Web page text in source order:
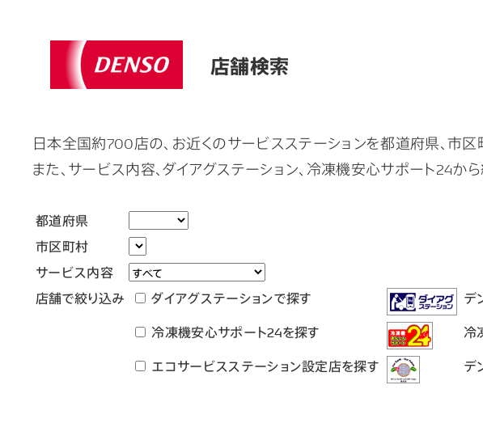
店舗検索
日本全国約700店の、お近くのサービスステーションを都道府県、市区
また、サービス内容、ダイアグステーション、冷凍機安心サポート24か
都道府県
市区町村
サービス内容
店舗で絞り込み
ダイアグステーションで探す
デ
冷凍機安心サポート24を探す
冷
エコサービスステーション設定店を探す
デ